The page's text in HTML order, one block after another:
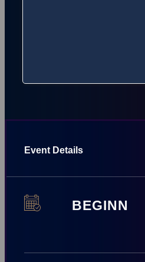
Event Details
BEGINN